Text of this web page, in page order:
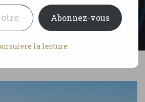
19 décembre 2004
Abonnez-vous
la lecture